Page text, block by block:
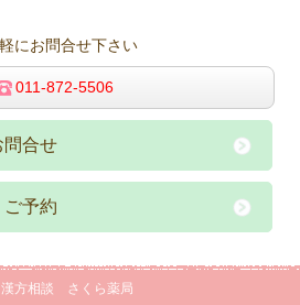
にお問合せ下さい
011-872-5506
問合せ
予約
方相談 さくら薬局